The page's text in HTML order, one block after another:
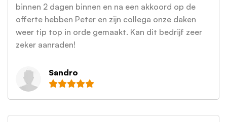
binnen 2 dagen binnen en na een akkoord op de
offerte hebben Peter en zijn collega onze daken
weer tip top in orde gemaakt. Kan dit bedrijf zeer
zeker aanraden!
Sandro